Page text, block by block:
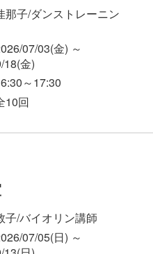
子/ダンストレーニン
07/03(金) ～
18(金)
～17:30
10回
/バイオリン講師
07/05(日) ～